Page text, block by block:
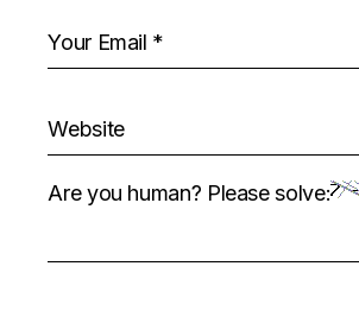
Are you human? Please solve: